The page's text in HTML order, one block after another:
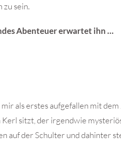
zu sein.
Abenteuer erwartet ihn …
als erstes aufgefallen mit
Kerl sitzt, der irgendwie
auf der Schulter und dahinter